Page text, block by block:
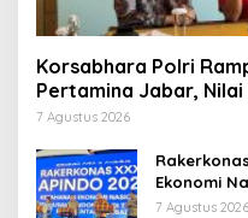
Korsabhara Polri
Pertamina Jabar,
Persen
7 Agustus 2026
Ekonomi
7 Agustus 2026